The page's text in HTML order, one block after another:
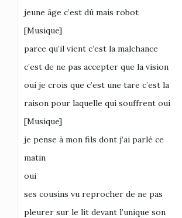
jeune âge c’est dû mais robot
[Musique]
parce qu’il vient c’est la malchance
c’est de ne pas accepter que la vision
oui je crois que c’est une tare c’est la
raison pour laquelle qui souffrent oui
[Musique]
je pense à mon fils dont j’ai parlé ce
matin
oui
ses cousins vu reprocher de ne pas
pleurer sur le lit devant l’unique son